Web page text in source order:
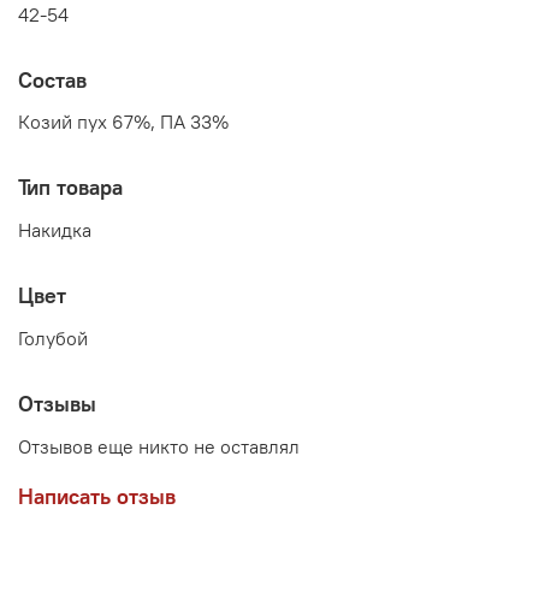
42-54
Состав
Козий пух 67%, ПА 33%
Тип товара
Накидка
Цвет
Голубой
Отзывы
Отзывов еще никто не оставлял
Написать отзыв